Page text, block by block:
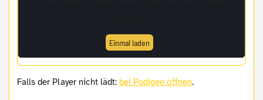
Einmal laden
Falls der Player nicht lädt: bei Podigee öffnen.